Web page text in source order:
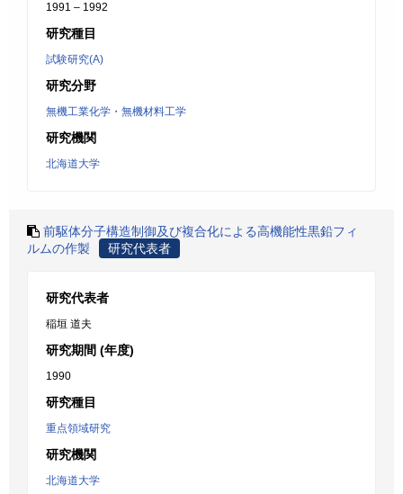
1991 – 1992
研究種目
試験研究(A)
研究分野
無機工業化学・無機材料工学
研究機関
北海道大学
前駆体分子構造制御及び複合化による高機能性黒鉛フィ
ルムの作製
研究代表者
研究代表者
稲垣 道夫
研究期間 (年度)
1990
研究種目
重点領域研究
研究機関
北海道大学